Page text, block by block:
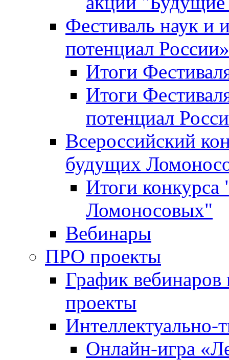
Фестиваль наук и
потенциал России»
Итоги
Итоги
потенциал
Всероссийский
будущих
Итоги
Ломоносовых"
Вебинары
ПРО проекты
График
проекты
Интеллектуально-
Онлайн-игра